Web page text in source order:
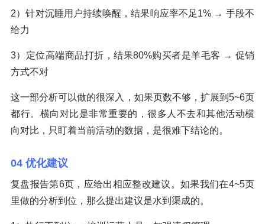
2）针对沉睡用户持续唤醒，结果响应率不足1% → 手段不
给力
3）定位高端商品打折，结果80%购买者是羊毛客 → 促销
方式不对
这一部分析可以做的很深入，如果页数不够，扩展到5~6页
都行。横向对比是非常重要的，很多人不去和其他活动横
向对比，只盯着当前活动的数据，是很难下结论的。
04 优化建议
复盘报告第6页，应给出相应整改建议。如果我们在4~5页
里做的分析到位，那么提出建议是水到渠成的。